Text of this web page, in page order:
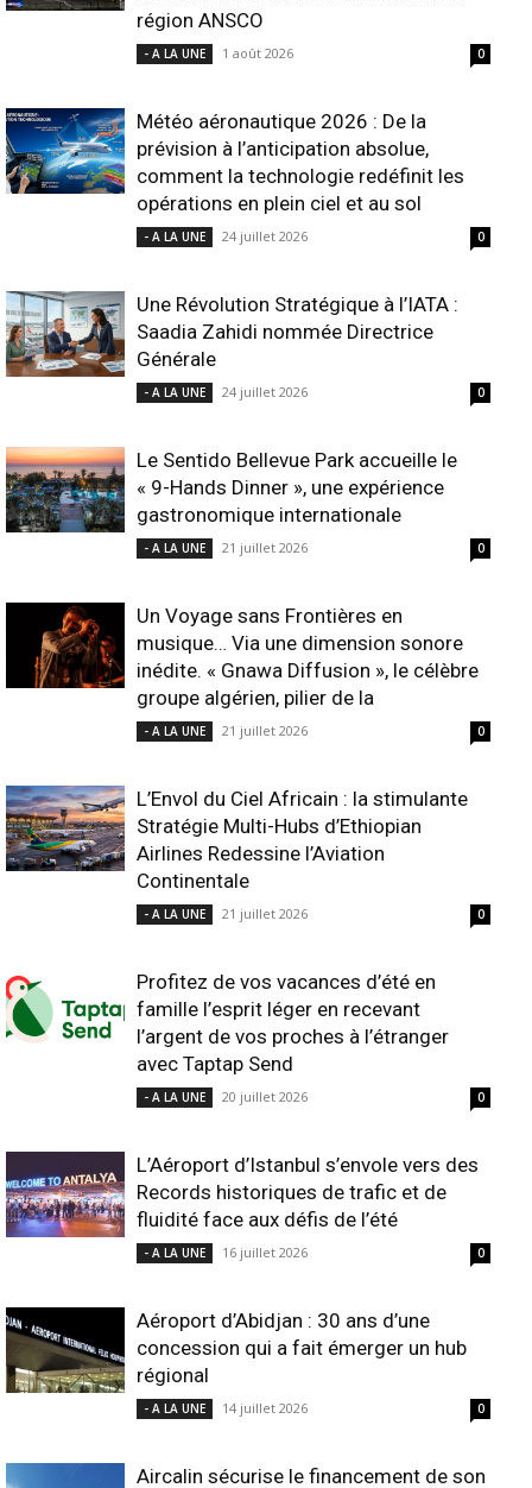
région ANSCO
- A LA UNE 1 août 2026 0
Météo aéronautique 2026 : De la
prévision à l’anticipation absolue,
comment la technologie redéfinit les
opérations en plein ciel et au sol
- A LA UNE 24 juillet 2026 0
Une Révolution Stratégique à l’IATA :
Saadia Zahidi nommée Directrice
Générale
- A LA UNE 24 juillet 2026 0
Le Sentido Bellevue Park accueille le
« 9-Hands Dinner », une expérience
gastronomique internationale
- A LA UNE 21 juillet 2026 0
Un Voyage sans Frontières en
musique… Via une dimension sonore
inédite. « Gnawa Diffusion », le célèbre
groupe algérien, pilier de la
- A LA UNE 21 juillet 2026 0
L’Envol du Ciel Africain : la stimulante
Stratégie Multi-Hubs d’Ethiopian
Airlines Redessine l’Aviation
Continentale
- A LA UNE 21 juillet 2026 0
Profitez de vos vacances d’été en
famille l’esprit léger en recevant
l’argent de vos proches à l’étranger
avec Taptap Send
- A LA UNE 20 juillet 2026 0
L’Aéroport d’Istanbul s’envole vers des
Records historiques de trafic et de
fluidité face aux défis de l’été
- A LA UNE 16 juillet 2026 0
Aéroport d’Abidjan : 30 ans d’une
concession qui a fait émerger un hub
régional
- A LA UNE 14 juillet 2026 0
Aircalin sécurise le financement de son